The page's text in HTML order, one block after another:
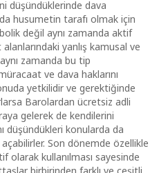
düşündüklerinde dava
husumetin tarafı olmak için
değil aynı zamanda aktif
yanlış kamusal ve
zamanda bu tip
ve dava haklarını
yetkilidir ve gerektiğinde
Barolardan ücretsiz adli
gelerek de kendilerini
düşündükleri konularda da
açabilirler. Son dönemde özellikle
olarak kullanılması sayesinde